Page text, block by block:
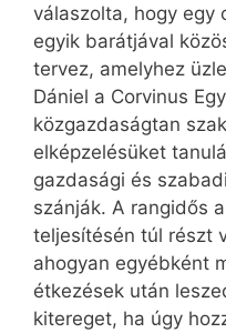
válaszolta, hogy egy
egyik barátjával
tervez, amelyhez
Dániel a Corvinus
közgazdaságtan
elképzelésüket
gazdasági és
szánják. A rangidős
teljesítésén túl részt
ahogyan egyébként
étkezések után
kitereget, ha úgy